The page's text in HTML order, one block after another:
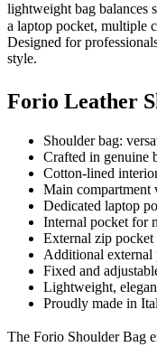
lightweight bag
a laptop pocket, multiple
Designed for
style.
Forio Leather
Shoulder bag:
Crafted in genuine
Cotton-lined
Main compartment
Dedicated laptop
Internal pocket for
External zip pocket
Additional external
Fixed and
Lightweight,
Proudly made in
The Forio Shoulder Bag